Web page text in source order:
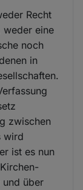
Recht
weder eine
noch
in
zwischen
wird
ist es nun
und über